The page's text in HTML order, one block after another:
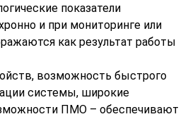
показатели
и при мониторинге или
как результат работы
возможность быстрого
системы, широкие
ПМО – обеспечивают